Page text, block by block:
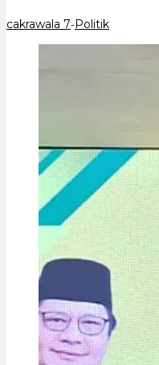
cakrawala 7-Politik